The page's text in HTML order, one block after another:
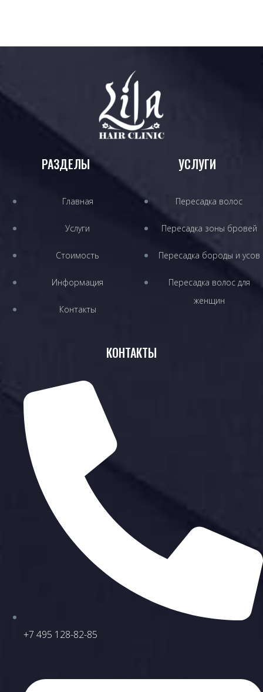
РАЗДЕЛЫ
Главная
Услуги
Стоимость
Информация
Контакты
УСЛУГИ
Пересадка волос
Пересадка зоны бровей
Пересадка бороды и усов
Пересадка волос для
женщин
КОНТАКТЫ
+7 495 128-82-85